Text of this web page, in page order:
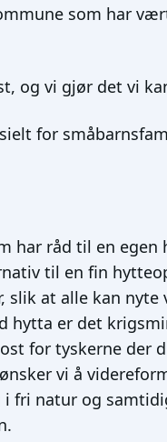
som har
og vi gjør det vi
for
har råd til en
til en fin
slik at alle kan
hytta er det
for tyskerne der
vi å
i fri natur og